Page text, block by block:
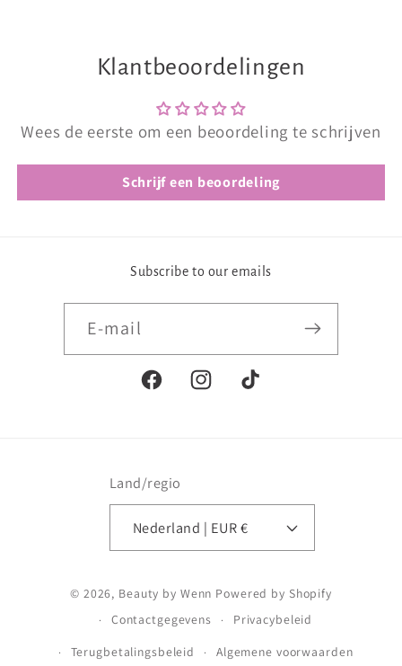
Klantbeoordelingen
Wees de eerste om een beoordeling te schrijven
Schrijf een beoordeling
Subscribe to our emails
E‑mail
FacebookInstagramTikTok
Land/regio
Nederland | EUR €
© 2026, Beauty by Wenn Powered by Shopify
Contactgegevens
Privacybeleid
Terugbetalingsbeleid
Algemene voorwaarden